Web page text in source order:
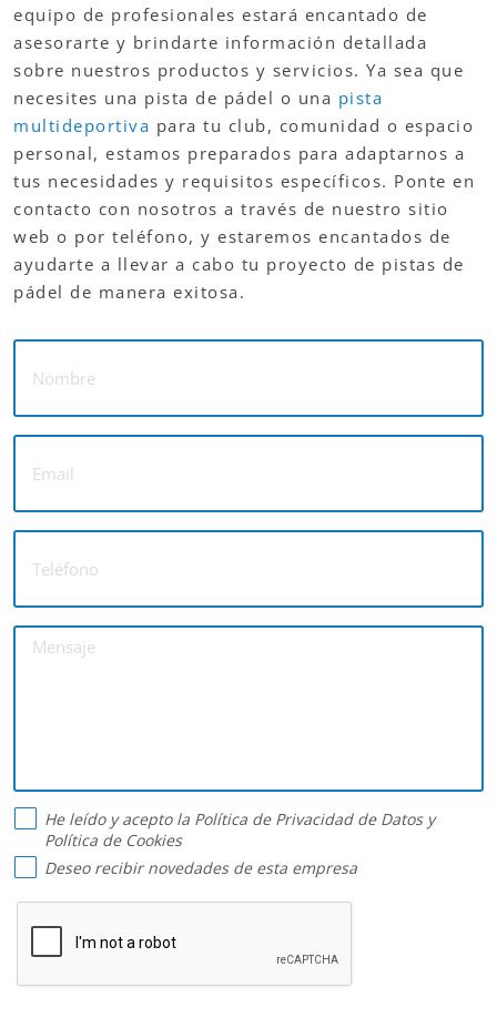
equipo de profesionales estará encantado de
asesorarte y brindarte información detallada
sobre nuestros productos y servicios. Ya sea que
necesites una pista de pádel o una pista
multideportiva para tu club, comunidad o espacio
personal, estamos preparados para adaptarnos a
tus necesidades y requisitos específicos. Ponte en
contacto con nosotros a través de nuestro sitio
web o por teléfono, y estaremos encantados de
ayudarte a llevar a cabo tu proyecto de pistas de
pádel de manera exitosa.
He leído y acepto la Política de Privacidad de Datosy
Política de Cookies
Deseo recibir novedades de esta empresa